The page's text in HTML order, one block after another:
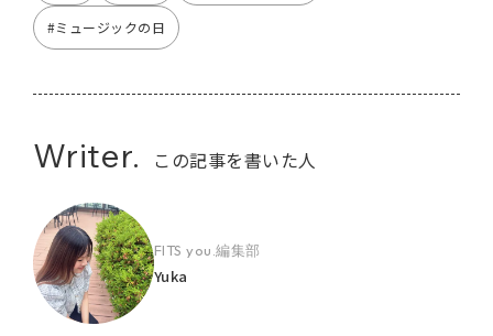
#ミュージックの日
Writer. この記事を書いた人
FITS you.編集部
Yuka